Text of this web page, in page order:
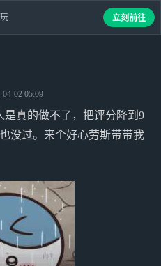
04-02 05:09
真的做不了，把评分降到9
没过。来个好心劳斯带带我
立刻前往